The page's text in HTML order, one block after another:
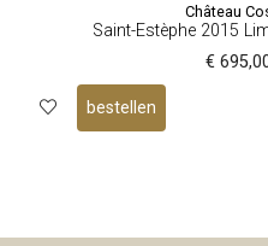
Château
Saint-Estèphe 2015
€
bestellen